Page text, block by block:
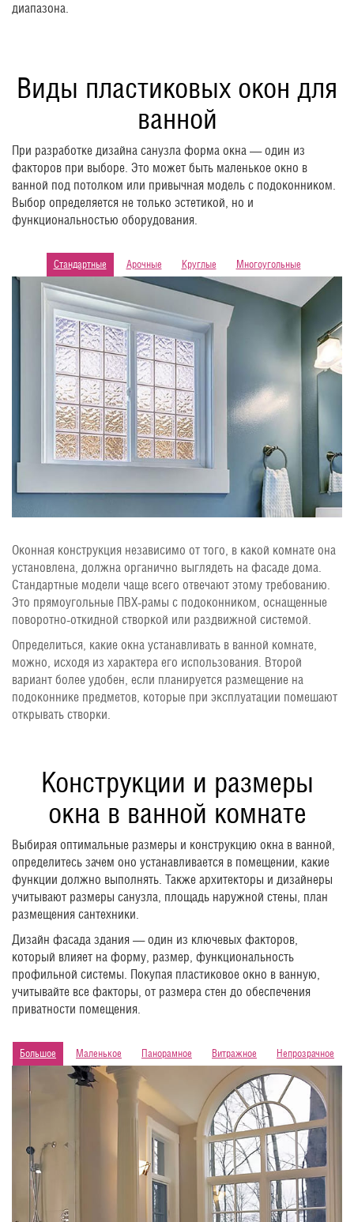
диапазона.
Виды пластиковых окон для
ванной
При разработке дизайна санузла форма окна — один из
факторов при выборе. Это может быть маленькое окно в
ванной под потолком или привычная модель с подоконником.
Выбор определяется не только эстетикой, но и
функциональностью оборудования.
Стандартные Арочные Круглые Многоугольные
Оконная конструкция независимо от того, в какой комнате она
установлена, должна органично выглядеть на фасаде дома.
Стандартные модели чаще всего отвечают этому требованию.
Это прямоугольные ПВХ-рамы с подоконником, оснащенные
поворотно-откидной створкой или раздвижной системой.
Определиться, какие окна устанавливать в ванной комнате,
можно, исходя из характера его использования. Второй
вариант более удобен, если планируется размещение на
подоконнике предметов, которые при эксплуатации помешают
открывать створки.
Конструкции и размеры
окна в ванной комнате
Выбирая оптимальные размеры и конструкцию окна в ванной,
определитесь зачем оно устанавливается в помещении, какие
функции должно выполнять. Также архитекторы и дизайнеры
учитывают размеры санузла, площадь наружной стены, план
размещения сантехники.
Дизайн фасада здания — один из ключевых факторов,
который влияет на форму, размер, функциональность
профильной системы. Покупая пластиковое окно в ванную,
учитывайте все факторы, от размера стен до обеспечения
приватности помещения.
Большое Маленькое Панорамное Витражное Непрозрачное